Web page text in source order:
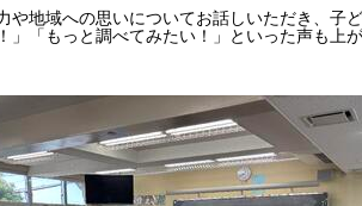
や地域への思いについてお話しいただき、子
」「もっと調べてみたい！」といった声も上